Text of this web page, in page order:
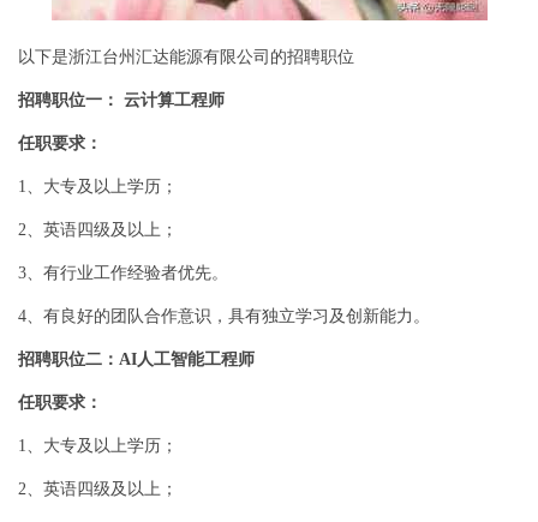
以下是浙江台州汇达能源有限公司的招聘职位
招聘职位一： 云计算工程师
任职要求：
1、大专及以上学历；
2、英语四级及以上；
3、有行业工作经验者优先。
4、有良好的团队合作意识，具有独立学习及创新能力。
招聘职位二：AI人工智能工程师
任职要求：
1、大专及以上学历；
2、英语四级及以上；